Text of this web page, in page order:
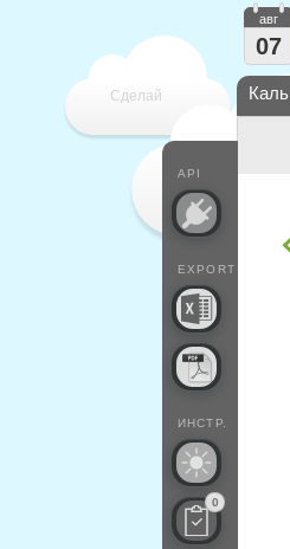
Сделай
API
EXPORT
ИНСТР.
0
авг
07